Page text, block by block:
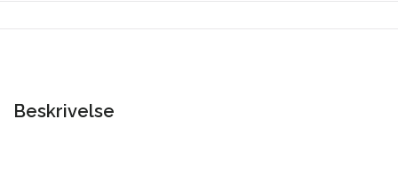
Beskrivelse